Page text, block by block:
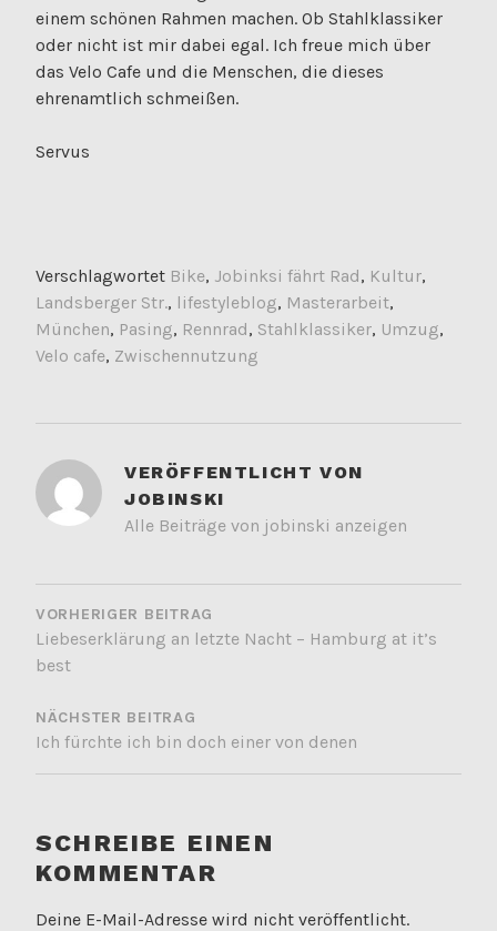
einem schönen Rahmen machen. Ob Stahlklassiker
oder nicht ist mir dabei egal. Ich freue mich über
das Velo Cafe und die Menschen, die dieses
ehrenamtlich schmeißen.
Servus
Verschlagwortet Bike, Jobinksi fährt Rad, Kultur,
Landsberger Str., lifestyleblog, Masterarbeit,
München, Pasing, Rennrad, Stahlklassiker, Umzug,
Velo cafe, Zwischennutzung
VERÖFFENTLICHT VON
JOBINSKI
Alle Beiträge von jobinski anzeigen
BEITRAGSNAVIGATION
VORHERIGER BEITRAG
Liebeserklärung an letzte Nacht – Hamburg at it’s
best
NÄCHSTER BEITRAG
Ich fürchte ich bin doch einer von denen
SCHREIBE EINEN
KOMMENTAR
Deine E-Mail-Adresse wird nicht veröffentlicht.